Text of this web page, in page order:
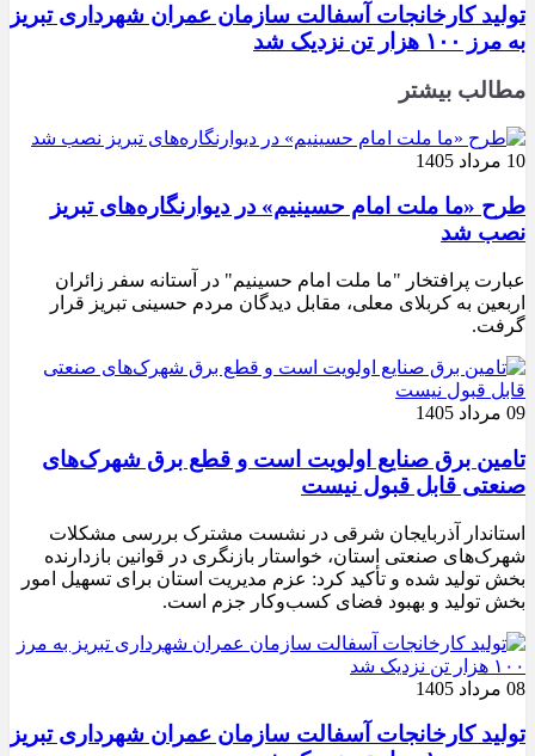
تولید کارخانجات آسفالت سازمان عمران شهرداری تبریز
به مرز ۱۰۰ هزار تن نزدیک شد
مطالب بیشتر
10 مرداد 1405
طرح «ما ملت امام حسینیم» در دیوارنگاره‌های تبریز
نصب شد
عبارت پرافتخار "ما ملت امام حسینیم" در آستانه سفر زائران
اربعین به کربلای معلی، مقابل دیدگان مردم حسینی تبریز قرار
گرفت.
09 مرداد 1405
تامین برق صنایع اولویت است و قطع برق شهرک‌های
صنعتی قابل قبول نیست
استاندار آذربایجان شرقی در نشست مشترک بررسی مشکلات
شهرک‌های صنعتی استان، خواستار بازنگری در قوانین بازدارنده
بخش تولید شده و تأکید کرد: عزم مدیریت استان برای تسهیل امور
بخش تولید و بهبود فضای کسب‌وکار جزم است.
08 مرداد 1405
تولید کارخانجات آسفالت سازمان عمران شهرداری تبریز